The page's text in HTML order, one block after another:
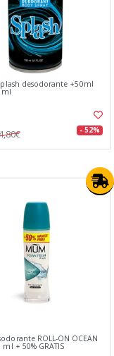
desodorante +50ml
- 52%
ROLL-ON OCEAN
ml + 50% GRATIS